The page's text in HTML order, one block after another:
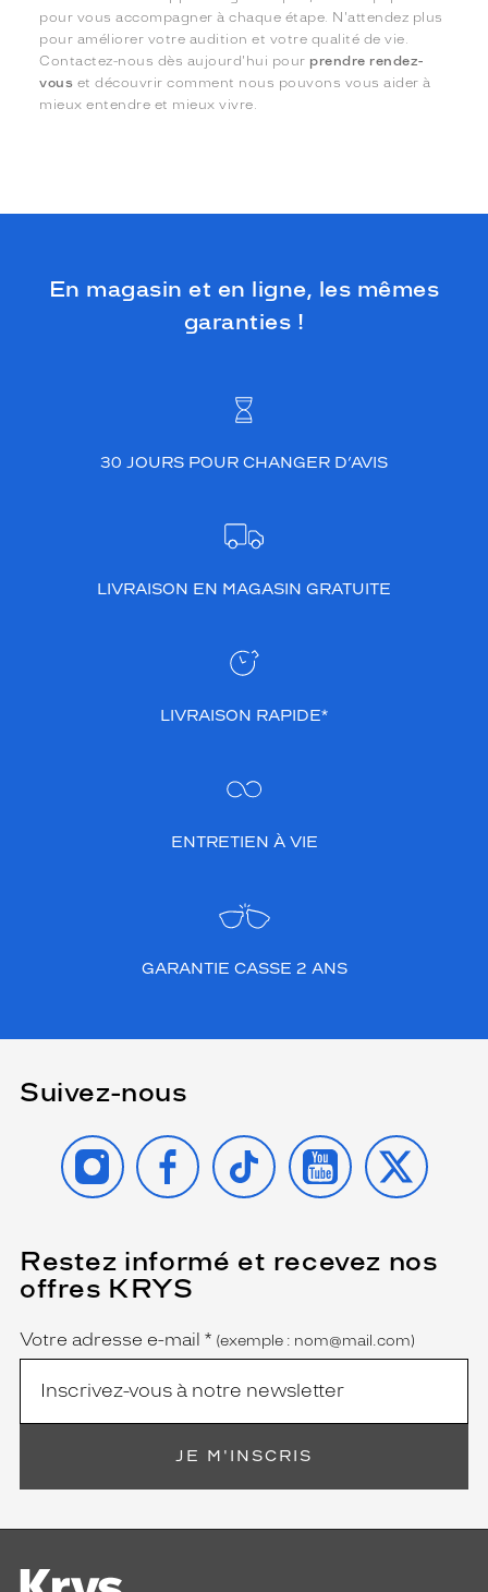
pour vous accompagner à chaque étape. N'attendez plus
pour améliorer votre audition et votre qualité de vie.
Contactez-nous dès aujourd'hui pour prendre rendez-
vous et découvrir comment nous pouvons vous aider à
mieux entendre et mieux vivre.
En magasin et en ligne, les mêmes
garanties !
30 JOURS POUR CHANGER D’AVIS
LIVRAISON EN MAGASIN GRATUITE
LIVRAISON RAPIDE*
ENTRETIEN À VIE
GARANTIE CASSE 2 ANS
Suivez-nous
INSTAGRAMFACEBOOK
TIKTOK YOUTUBE
X
Restez informé et recevez nos
offres KRYS
Name
Votre adresse e-mail *
(Ce
champ
est
obligatoire)
(exemple : nom@mail.com)
JE M'INSCRIS